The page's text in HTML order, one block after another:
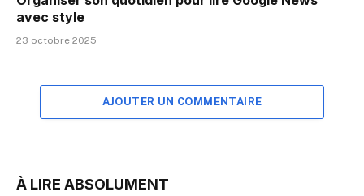
avec style
23 octobre 2025
AJOUTER UN COMMENTAIRE
À LIRE ABSOLUMENT